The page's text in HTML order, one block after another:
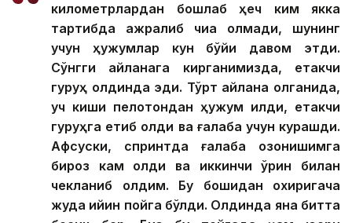
километрлардан бошлаб ҳеч ким якка
тартибда ажралиб чиқа олмади, шунинг
учун ҳужумлар кун бўйи давом этди.
Сўнгги айланага кирганимизда, етакчи
гуруҳ олдинда эди. Тўрт айлана қолганида,
уч киши пелотондан ҳужум қилди, етакчи
гуруҳга етиб олди ва ғалаба учун курашди.
Афсуски, спринтда ғалаба қозонишимга
бироз кам қолди ва иккинчи ўрин билан
чекланиб қолдим. Бу бошидан охиригача
жуда қийин пойга бўлди. Олдинда яна битта